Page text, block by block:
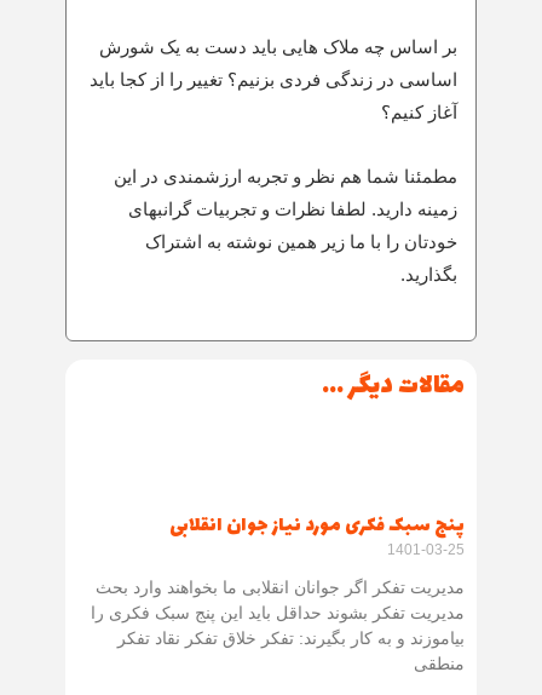
بر اساس چه ملاک هایی باید دست به یک شورش
اساسی در زندگی فردی بزنیم؟ تغییر را از کجا باید
آغاز کنیم؟
مطمئنا شما هم نظر و تجربه ارزشمندی در این
زمینه دارید. لطفا نظرات و تجربیات گرانبهای
خودتان را با ما زیر همین نوشته به اشتراک
بگذارید.
مقالات دیگر ...
پنج سبک فکری مورد نیاز جوان انقلابی
1401-03-25
مدیریت تفکر اگر جوانان انقلابی ما بخواهند وارد بحث
مدیریت تفکر بشوند حداقل باید این پنج سبک فکری را
بیاموزند و به کار بگیرند: تفکر خلاق تفکر نقاد تفکر
منطقی